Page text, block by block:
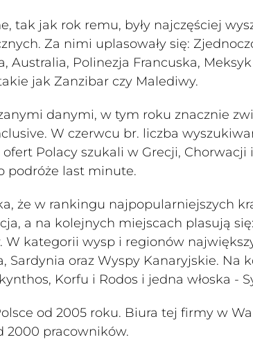
tak jak rok remu, były najczęściej
Za nimi uplasowały się:
Australia, Polinezja Francuska,
jak Zanzibar czy Malediwy.
danymi, w tym roku znacznie
W czerwcu br. liczba
Polacy szukali w Grecji,
podróże last minute.
że w rankingu najpopularniejszych
a na kolejnych miejscach plasują
W kategorii wysp i regionów
Sardynia oraz Wyspy Kanaryjskie.
Korfu i Rodos i jedna włoska -
od 2005 roku. Biura tej firmy w
2000 pracowników.